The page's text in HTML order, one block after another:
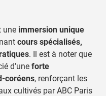
une immersion unique
cours spécialisés,
. Il est à noter que
d’une forte
coréens, renforçant les
cultivés par ABC Paris